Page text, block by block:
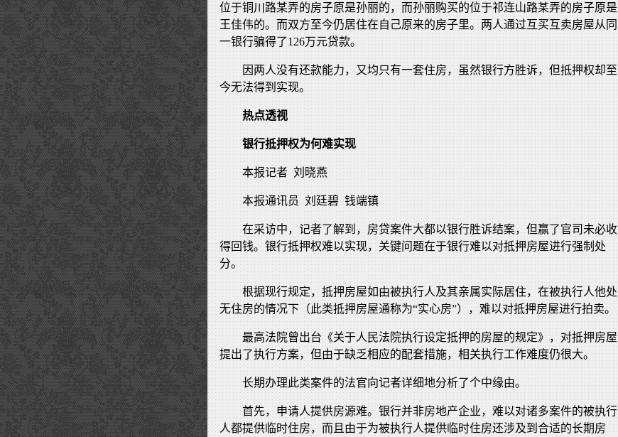
位于铜川路某弄的房子原是孙丽的，而孙丽购买的位于祁连山路某弄的房子原是
王佳伟的。而双方至今仍居住在自己原来的房子里。两人通过互买互卖房屋从同
一银行骗得了126万元贷款。
因两人没有还款能力，又均只有一套住房，虽然银行方胜诉，但抵押权却至
今无法得到实现。
热点透视
银行抵押权为何难实现
本报记者 刘晓燕
本报通讯员 刘廷碧 钱端镇
在采访中，记者了解到，房贷案件大都以银行胜诉结案，但赢了官司未必收
得回钱。银行抵押权难以实现，关键问题在于银行难以对抵押房屋进行强制处
分。
根据现行规定，抵押房屋如由被执行人及其亲属实际居住，在被执行人他处
无住房的情况下（此类抵押房屋通称为“实心房”），难以对抵押房屋进行拍卖。
最高法院曾出台《关于人民法院执行设定抵押的房屋的规定》，对抵押房屋
提出了执行方案，但由于缺乏相应的配套措施，相关执行工作难度仍很大。
长期办理此类案件的法官向记者详细地分析了个中缘由。
首先，申请人提供房源难。银行并非房地产企业，难以对诸多案件的被执行
人都提供临时住房，而且由于为被执行人提供临时住房还涉及到合适的长期房